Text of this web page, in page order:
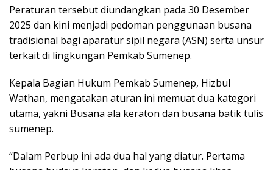
Peraturan tersebut diundangkan pada 30 Desember
2025 dan kini menjadi pedoman penggunaan busana
tradisional bagi aparatur sipil negara (ASN) serta unsur
terkait di lingkungan Pemkab Sumenep.
Kepala Bagian Hukum Pemkab Sumenep, Hizbul
Wathan, mengatakan aturan ini memuat dua kategori
utama, yakni Busana ala keraton dan busana batik tulis
sumenep.
“Dalam Perbup ini ada dua hal yang diatur. Pertama